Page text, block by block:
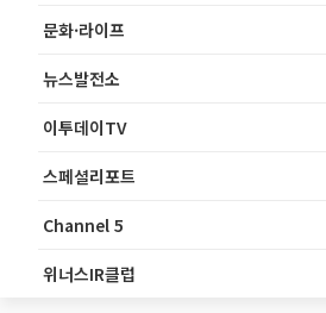
문화·라이프
뉴스발전소
이투데이TV
스페셜리포트
Channel 5
위너스IR클럽